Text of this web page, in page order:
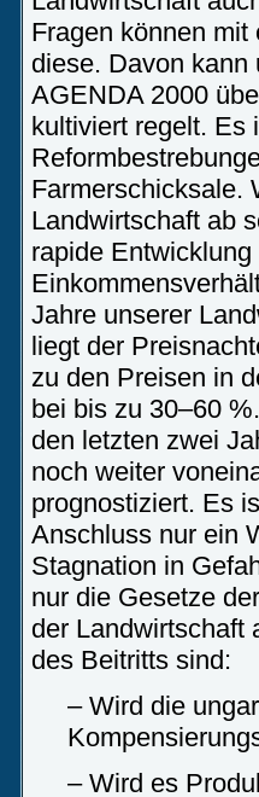
Fragen können
diese. Davon kann
AGENDA 2000
kultiviert regelt. Es
Farmerschicksale.
Landwirtschaft ab
rapide
Jahre unserer
liegt der
zu den Preisen in
bei bis zu 30–60
den letzten zwei
noch weiter
prognostiziert. Es
Anschluss nur ein
Stagnation in
nur die Gesetze
der Landwirtschaft
des Beitritts sind:
– Wird die
– Wird es